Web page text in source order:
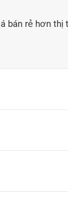
bán rẻ hơn thị